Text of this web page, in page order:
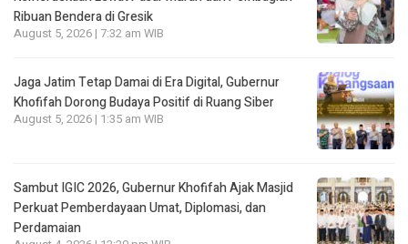
Ribuan Bendera di Gresik
August 5, 2026 | 7:32 am WIB
Jaga Jatim Tetap Damai di Era Digital, Gubernur
Khofifah Dorong Budaya Positif di Ruang Siber
August 5, 2026 | 1:35 am WIB
Sambut IGIC 2026, Gubernur Khofifah Ajak Masjid
Perkuat Pemberdayaan Umat, Diplomasi, dan
Perdamaian